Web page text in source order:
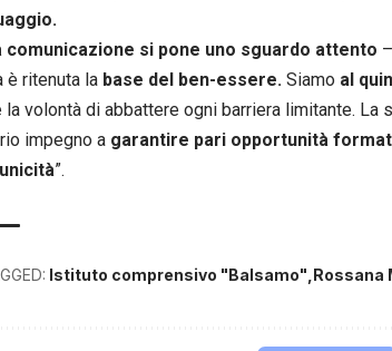
comunicazione si pone uno sguardo attento
è ritenuta la base del ben-essere. Siamo al
la volontà di abbattere ogni barriera limitante. La
impegno a garantire pari opportunità
”.
Istituto comprensivo "Balsamo" Rossana